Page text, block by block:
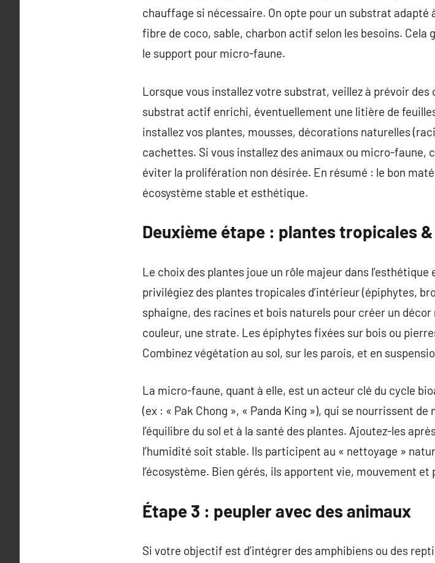
chauffage si nécessaire. On opte pour un substrat
fibre de coco, sable, charbon actif selon les besoins. Cela
le support pour micro-faune.
Lorsque vous installez votre substrat, veillez à prévoir des
substrat actif enrichi, éventuellement une litière de
installez vos plantes, mousses, décorations naturelles
cachettes. Si vous installez des animaux ou micro-
éviter la prolifération non désirée. En résumé : le bon
écosystème stable et esthétique.
Deuxième étape : plantes tropicales
Le choix des plantes joue un rôle majeur dans
privilégiez des plantes tropicales d’intérieur (épiphytes,
sphaigne, des racines et bois naturels pour créer un
couleur, une strate. Les épiphytes fixées sur bois ou
Combinez végétation au sol, sur les parois, et en
La micro-faune, quant à elle, est un acteur clé du cycle
(ex : « Pak Chong », « Panda King »), qui se nourrissent
l’équilibre du sol et à la santé des plantes. Ajoutez-les
l’humidité soit stable. Ils participent au « nettoyage »
l’écosystème. Bien gérés, ils apportent vie, mouvement
Étape 3 : peupler avec des animaux
Si votre objectif est d’intégrer des amphibiens ou des